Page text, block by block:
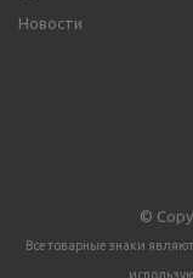
Новости
©
Все товарные знаки